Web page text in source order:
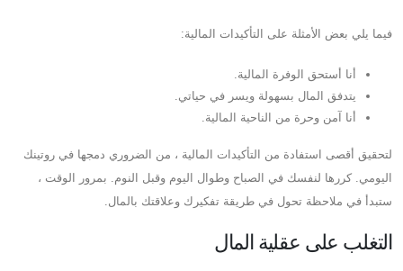
فيما يلي بعض الأمثلة على التأكيدات المالية:
أنا أستحق الوفرة المالية.
يتدفق المال بسهولة ويسر في حياتي.
أنا آمن وحرة من الناحية المالية.
لتحقيق أقصى استفادة من التأكيدات المالية ، من الضروري دمجها في روتينك
اليومي. كررها لنفسك في الصباح وطوال اليوم وقبل النوم. بمرور الوقت ،
ستبدأ في ملاحظة تحول في طريقة تفكيرك وعلاقتك بالمال.
التغلب على عقلية المال